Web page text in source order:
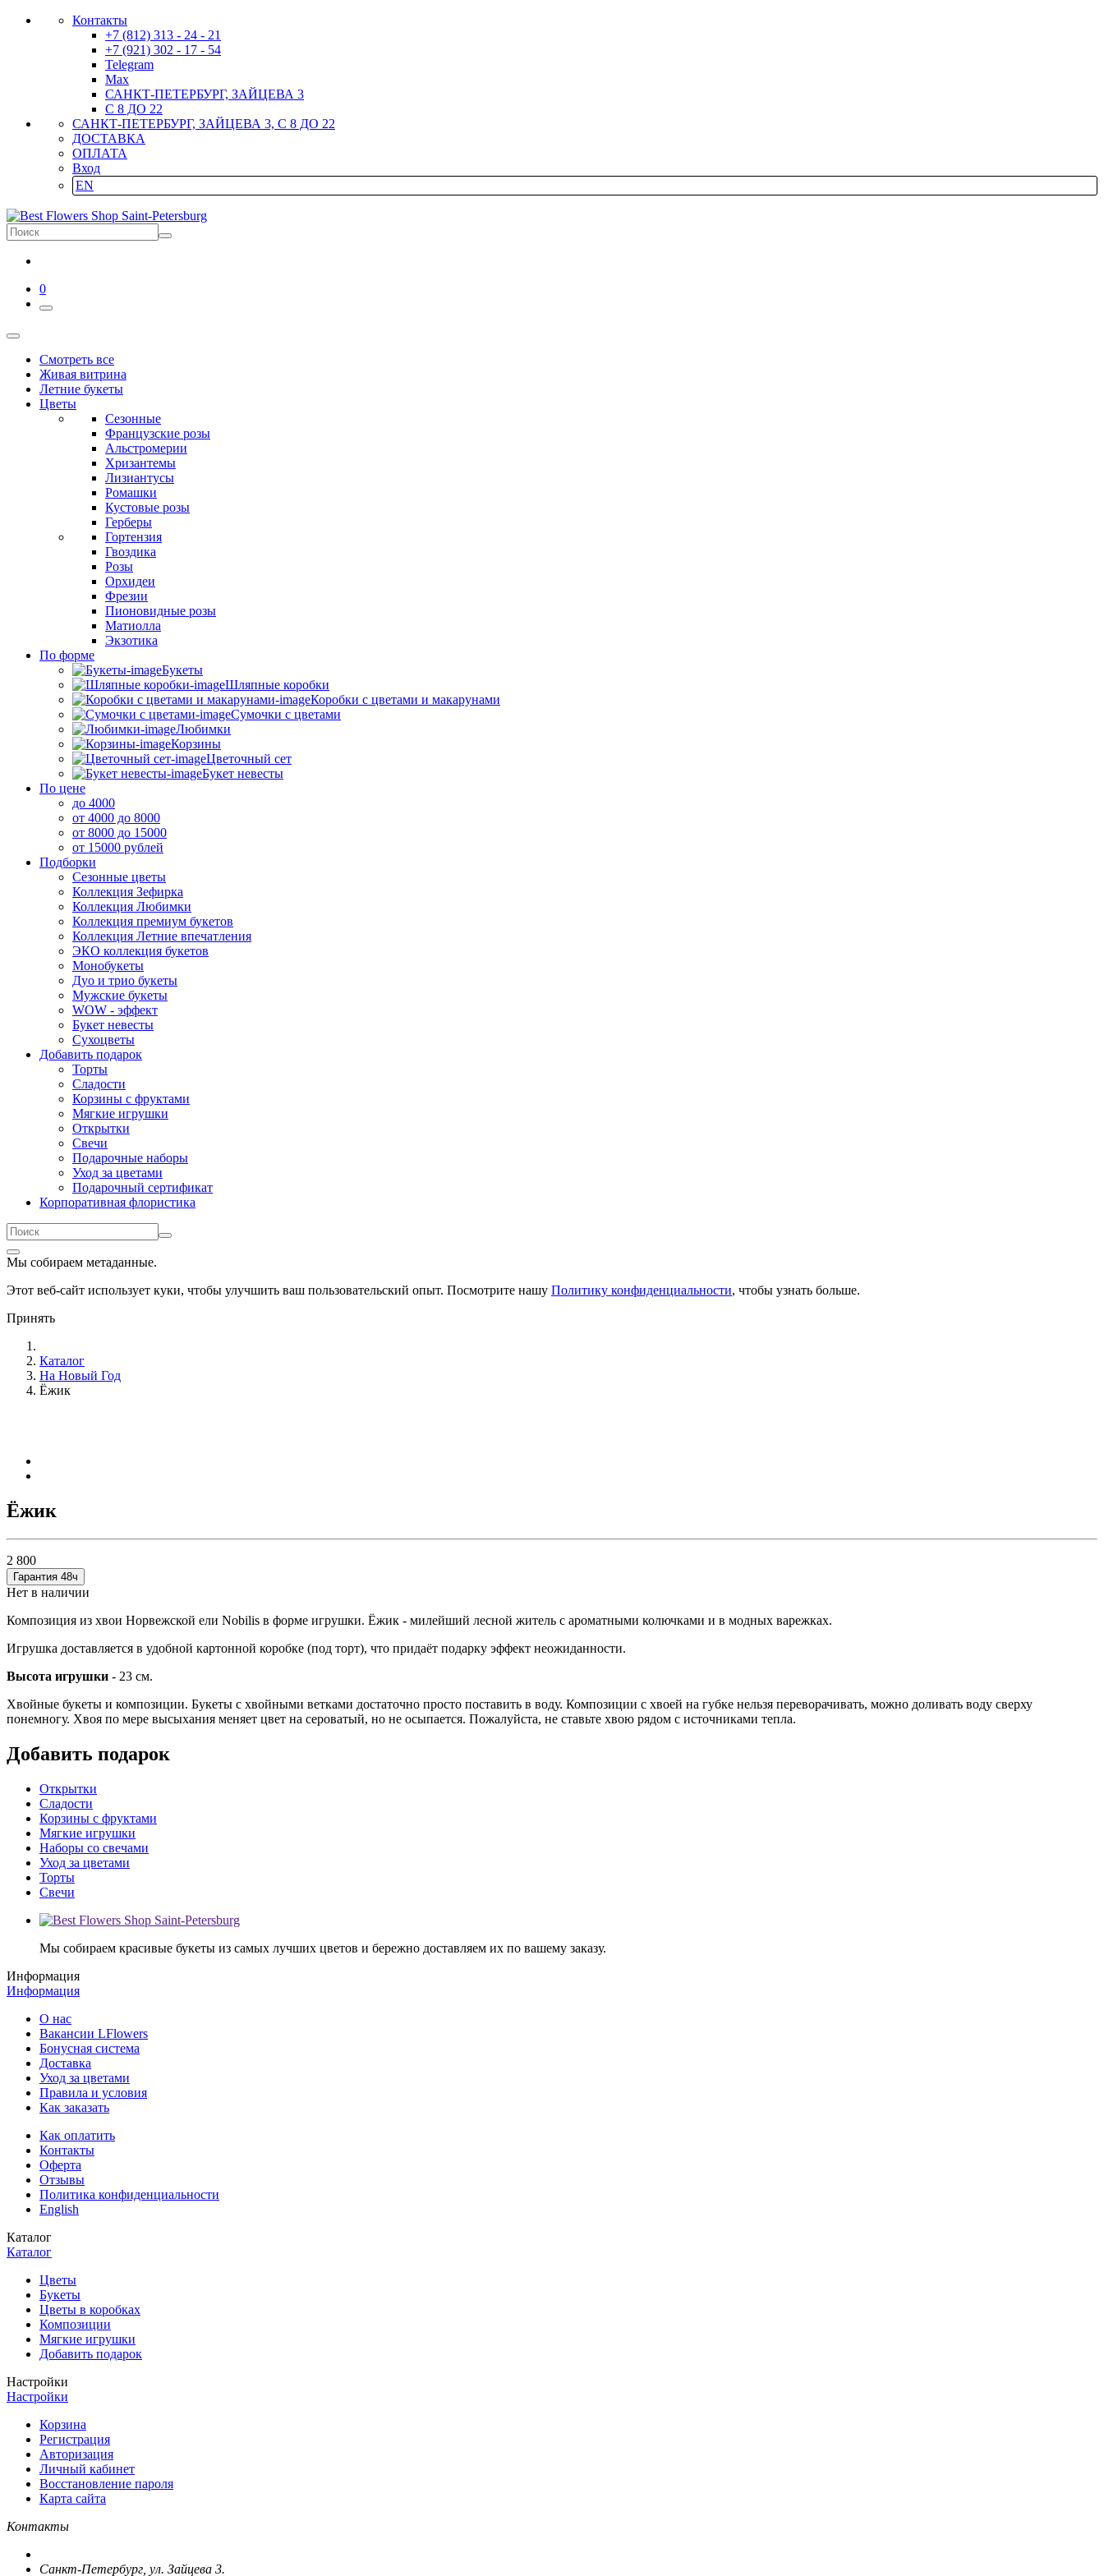
Контакты
+7 (812) 313 - 24 - 21
+7 (921) 302 - 17 - 54
Telegram
Max
САНКТ-ПЕТЕРБУРГ, ЗАЙЦЕВА 3
С 8 ДО 22
САНКТ-ПЕТЕРБУРГ, ЗАЙЦЕВА 3, С 8 ДО 22
ДОСТАВКА
ОПЛАТА
Вход
EN
0
Смотреть все
Живая витрина
Летние букеты
Цветы
Сезонные
Французские розы
Альстромерии
Хризантемы
Лизиантусы
Ромашки
Кустовые розы
Герберы
Гортензия
Гвоздика
Розы
Орхидеи
Фрезии
Пионовидные розы
Матиолла
Экзотика
По форме
Букеты
Шляпные коробки
Коробки с цветами и макарунами
Сумочки с цветами
Любимки
Корзины
Цветочный сет
Букет невесты
По цене
до 4000
от 4000 до 8000
от 8000 до 15000
от 15000 рублей
Подборки
Сезонные цветы
Коллекция Зефирка
Коллекция Любимки
Коллекция премиум букетов
Коллекция Летние впечатления
ЭКО коллекция букетов
Монобукеты
Дуо и трио букеты
Мужские букеты
WOW - эффект
Букет невесты
Сухоцветы
Добавить подарок
Торты
Сладости
Корзины с фруктами
Мягкие игрушки
Открытки
Свечи
Подарочные наборы
Уход за цветами
Подарочный сертификат
Корпоративная флористика
Мы собираем метаданные.
Этот веб-сайт использует куки, чтобы улучшить ваш пользовательский опыт. Посмотрите нашу Политику конфиденциальности, чтобы узнать больше.
Принять
Каталог
На Новый Год
Ёжик
Ёжик
2 800
Гарантия 48ч
Нет в наличии
Композиция из хвои Норвежской ели Nobilis в форме игрушки. Ёжик - милейший лесной житель с ароматными колючками и в модных варежках.
Игрушка доставляется в удобной картонной коробке (под торт), что придаёт подарку эффект неожиданности.
Высота игрушки - 23 см.
Хвойные букеты и композиции. Букеты с хвойными ветками достаточно просто поставить в воду. Композиции с хвоей на губке нельзя переворачивать, можно доливать воду сверху
понемногу. Хвоя по мере высыхания меняет цвет на сероватый, но не осыпается. Пожалуйста, не ставьте хвою рядом с источниками тепла.
Добавить подарок
Открытки
Сладости
Корзины с фруктами
Мягкие игрушки
Наборы со свечами
Уход за цветами
Торты
Свечи
Мы собираем красивые букеты из самых лучших цветов и бережно доставляем их по вашему заказу.
Информация
Информация
О нас
Вакансии LFlowers
Бонусная система
Доставка
Уход за цветами
Правила и условия
Как заказать
Как оплатить
Контакты
Оферта
Отзывы
Политика конфиденциальности
English
Каталог
Каталог
Цветы
Букеты
Цветы в коробках
Композиции
Мягкие игрушки
Добавить подарок
Настройки
Настройки
Корзина
Регистрация
Авторизация
Личный кабинет
Восстановление пароля
Карта сайта
Контакты
Санкт-Петербург, ул. Зайцева 3.